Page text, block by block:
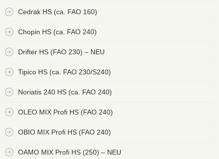
Cedrak HS (ca. FAO 160)
Chopin HS (ca. FAO 240)
Drifter HS (FAO 230) – NEU
Tipico HS (ca. FAO 230/S240)
Noriatis 240 HS (ca. FAO 240)
OLEO MIX Profi HS (FAO 240)
OBIO MIX Profi HS (FAO 240)
OAMO MIX Profi HS (250) – NEU